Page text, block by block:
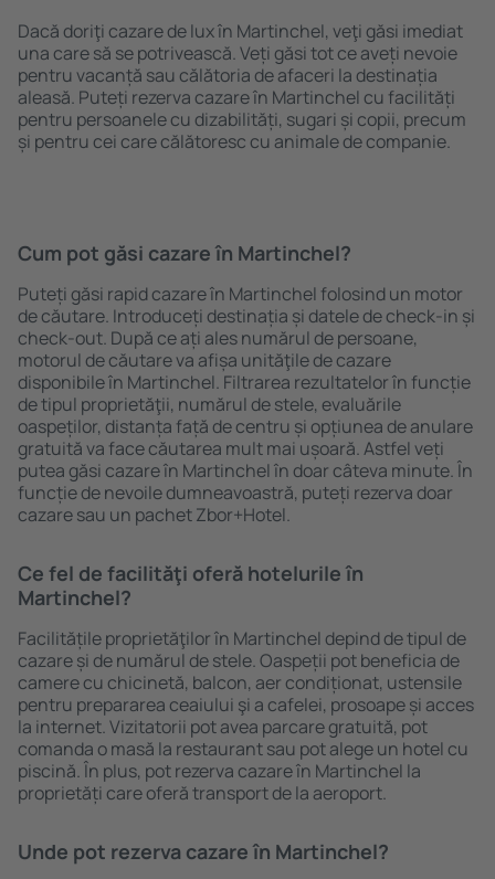
Dacă doriţi cazare de lux în Martinchel, veţi găsi imediat
una care să se potrivească. Veți găsi tot ce aveți nevoie
pentru vacanță sau călătoria de afaceri la destinația
aleasă. Puteți rezerva cazare în Martinchel cu facilități
pentru persoanele cu dizabilități, sugari și copii, precum
și pentru cei care călătoresc cu animale de companie.
Cum pot găsi cazare în Martinchel?
Puteți găsi rapid cazare în Martinchel folosind un motor
de căutare. Introduceți destinația și datele de check-in și
check-out. După ce ați ales numărul de persoane,
motorul de căutare va afișa unităţile de cazare
disponibile în Martinchel. Filtrarea rezultatelor în funcție
de tipul proprietăţii, numărul de stele, evaluările
oaspeților, distanța față de centru și opțiunea de anulare
gratuită va face căutarea mult mai ușoară. Astfel veți
putea găsi cazare în Martinchel în doar câteva minute. În
funcție de nevoile dumneavoastră, puteți rezerva doar
cazare sau un pachet Zbor+Hotel.
Ce fel de facilităţi oferă hotelurile în
Martinchel?
Facilitățile proprietăţilor în Martinchel depind de tipul de
cazare și de numărul de stele. Oaspeții pot beneficia de
camere cu chicinetă, balcon, aer condiționat, ustensile
pentru prepararea ceaiului şi a cafelei, prosoape și acces
la internet. Vizitatorii pot avea parcare gratuită, pot
comanda o masă la restaurant sau pot alege un hotel cu
piscină. În plus, pot rezerva cazare în Martinchel la
proprietăți care oferă transport de la aeroport.
Unde pot rezerva cazare în Martinchel?